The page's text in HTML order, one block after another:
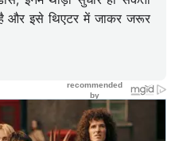
है और इसे थिएटर में जाकर जरूर